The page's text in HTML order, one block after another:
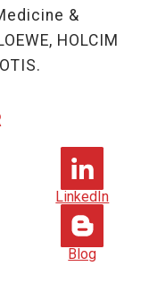
&
HOLCIM
LinkedIn
Blog